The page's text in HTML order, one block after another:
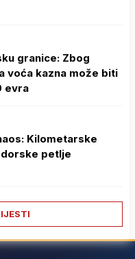
granice: Zbog
voća kazna može biti
evra
Kilometarske
petlje